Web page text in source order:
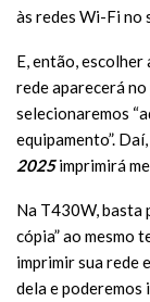
às redes Wi-Fi no
E, então, escolher
rede aparecerá
selecionaremos
equipamento”.
2025imprimirá
Na T430W, basta
cópia” ao mesmo
imprimir sua rede
dela e poderemos